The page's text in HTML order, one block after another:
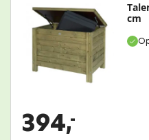
cm
394,-